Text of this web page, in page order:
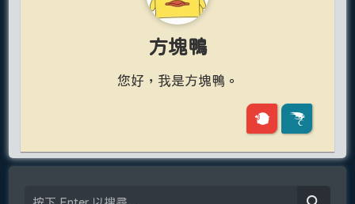
方塊鴨
您好，我是方塊鴨。